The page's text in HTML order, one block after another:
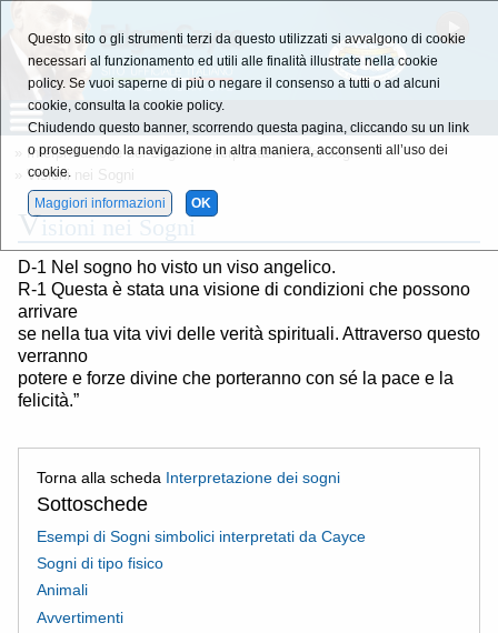
Interpretazione dei Sogni »Interpretazione dei sogni
» Visioni nei Sogni
Visioni nei Sogni
D-1 Nel sogno ho visto un viso angelico.
R-1 Questa è stata una visione di condizioni che possono
arrivare
se nella tua vita vivi delle verità spirituali. Attraverso questo
verranno
potere e forze divine che porteranno con sé la pace e la
felicità.”
Torna alla scheda Interpretazione dei sogni
Sottoschede
Esempi di Sogni simbolici interpretati da Cayce
Sogni di tipo fisico
Animali
Avvertimenti
Questo sito o gli strumenti terzi da questo utilizzati si avvalgono di cookie
necessari al funzionamento ed utili alle finalità illustrate nella cookie
policy. Se vuoi saperne di più o negare il consenso a tutti o ad alcuni
cookie, consulta la cookie policy.
Chiudendo questo banner, scorrendo questa pagina, cliccando su un link
o proseguendo la navigazione in altra maniera, acconsenti all’uso dei
cookie.
Maggiori informazioni
OK